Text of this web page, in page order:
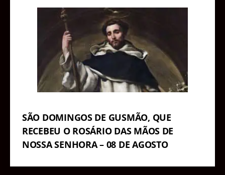
SÃO DOMINGOS DE GUSMÃO, QUE
RECEBEU O ROSÁRIO DAS MÃOS DE
NOSSA SENHORA – 08 DE AGOSTO